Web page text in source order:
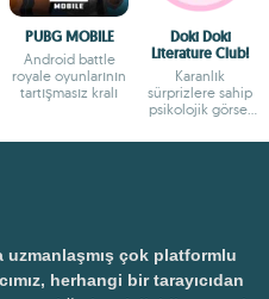
PUBG MOBILE
Android battle
royale oyunlarının
tartışmasız kralı
Doki Doki
Literature Club!
Karanlık
sürprizlere sahip
psikolojik görsel
anlatım
çok platformlu
herhangi bir tarayıcıdan